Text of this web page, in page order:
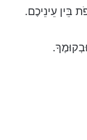
בֵּין עֵינֵיכֶם.